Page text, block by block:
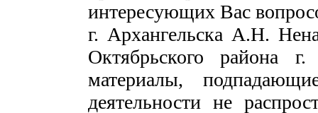
интересующих Вас
г. Архангельска А.Н.
Октябрьского района
материалы,
деятельности не